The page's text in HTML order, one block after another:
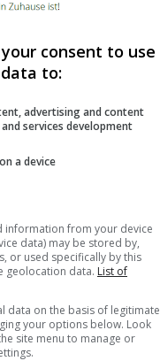
consent to use
to:
advertising and content
services development
a device
information from your device
data) may be stored by,
or used specifically by this
geolocation data. List of
data on the basis of legitimate
your options below. Look
site menu to manage or